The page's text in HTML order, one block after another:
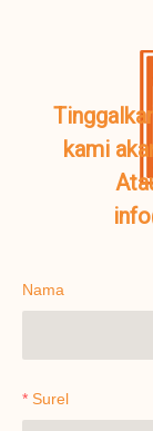
kami
Nama
Surel